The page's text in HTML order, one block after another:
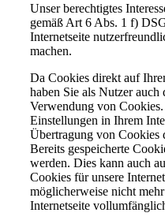
Unser berechtigtes
gemäß Art 6 Abs. 1 f)
Internetseite
machen.
Da Cookies direkt auf
haben Sie als Nutzer
Verwendung von
Einstellungen in Ihrem
Übertragung von Cookies
Bereits gespeicherte
werden. Dies kann auch
Cookies für unsere
möglicherweise nicht
Internetseite